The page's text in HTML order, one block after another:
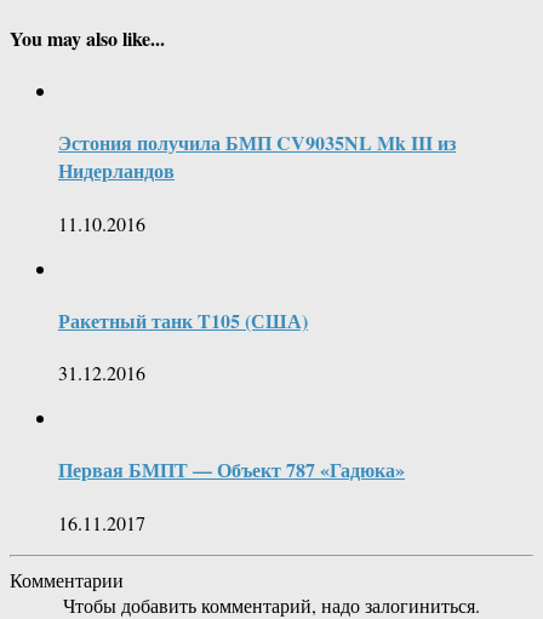
You may also like...
Эстония получила БМП CV9035NL Mk III из
Нидерландов
11.10.2016
Ракетный танк T105 (США)
31.12.2016
Первая БМПТ — Объект 787 «Гадюка»
16.11.2017
Комментарии
Чтобы добавить комментарий, надо залогиниться.